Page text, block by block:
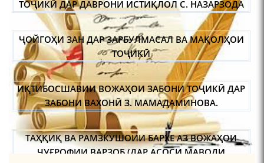
ТОҶИКӢ
ИҚТИБОСШАВИИ ВОЖАҲОИ ЗАБОНИ ТОҶИКӢ ДАР
ЗАБОНИ ВАХОНӢ З. МАМАДАМИНОВА.
ТАҲҚИҚ ВА РАМЗКУШОИИ БАРХЕ АЗ ВОЖАҲОИ
ҶУҒРОФИИ ВАРЗОБ (ДАР АСОСИ МАВОДИ
ЗАБОНҲОИ ШАРҚИИ ЭРОНӢ) МИРЗОЕВ
САЙФИДДИН ҶАБОРОВИЧ.
ШИНОХТ ДАР ЗАМИНАИ ЭЪТИҚОД ВА ЭЪТИРОФ